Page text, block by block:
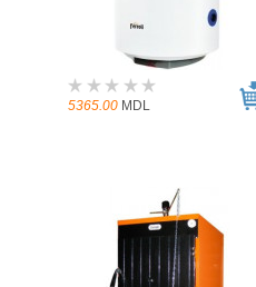
5365.00 MDL